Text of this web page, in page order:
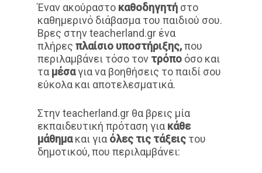
Έναν ακούραστο καθοδηγητή στο
καθημερινό διάβασμα του παιδιού σου.
Βρες στην teacherland.gr ένα
πλήρεςπλαίσιο υποστήριξης,που
περιλαμβάνει τόσο τον τρόπο όσο και
τα μέσαγια να βοηθήσεις το παιδί σου
εύκολα και αποτελεσματικά.
Στην teacherland.gr θα βρεις μία
εκπαιδευτική πρόταση για κάθε
μάθημακαι για όλες τις τάξεις του
δημοτικού, που περιλαμβάνει: